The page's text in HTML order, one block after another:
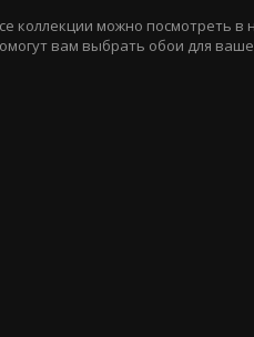
коллекции можно посмотреть
вам выбрать обои для